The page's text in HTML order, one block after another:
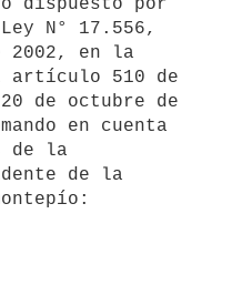
N° 17.556,
2002, en la
artículo 510 de
de octubre de
en cuenta
de la
de la